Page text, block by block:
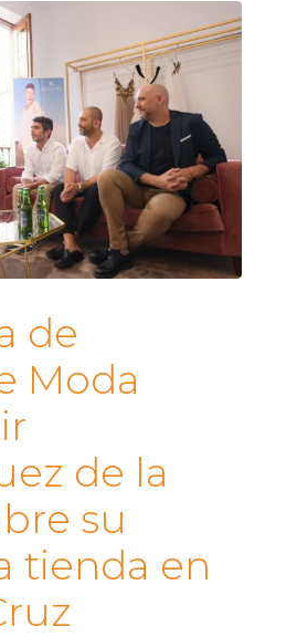
de
Moda
de la
su
tienda en